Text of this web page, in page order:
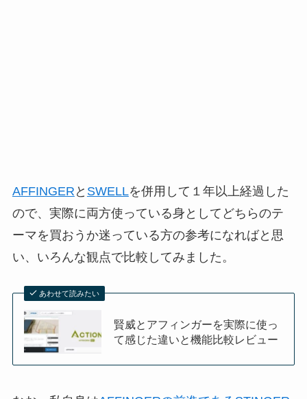
AFFINGER と SWELLを併用して１年以上経過した
ので、実際に両方使っている身としてどちらのテ
ーマを買おうか迷っている方の参考になればと思
い、いろんな観点で比較してみました。
あわせて読みたい
賢威とアフィンガーを実際に使っ
て感じた違いと機能比較レビュー